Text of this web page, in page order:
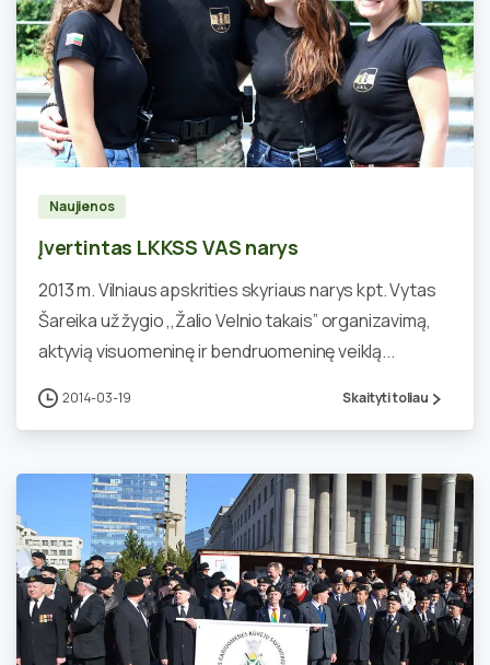
0
Naujienos
Įvertintas LKKSS VAS narys
2013 m. Vilniaus apskrities skyriaus narys kpt. Vytas
Šareika už žygio ,,Žalio Velnio takais” organizavimą,
aktyvią visuomeninę ir bendruomeninę veiklą...
2014-03-19 Skaityti toliau